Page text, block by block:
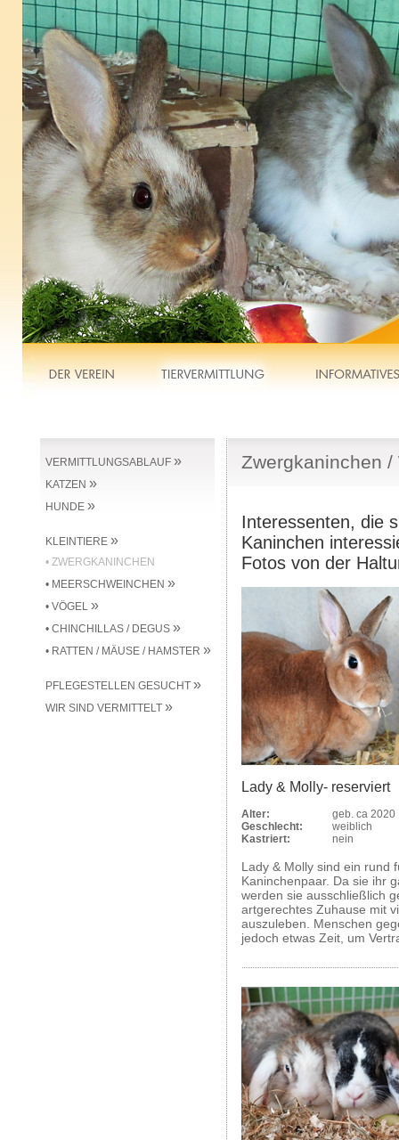
VERMITTLUNGSABLAUF »
KATZEN »
HUNDE »
KLEINTIERE »
• ZWERGKANINCHEN
• MEERSCHWEINCHEN »
• VÖGEL »
• CHINCHILLAS / DEGUS »
• RATTEN / MÄUSE / HAMSTER »
PFLEGESTELLEN GESUCHT »
WIR SIND VERMITTELT »
Zwergkaninchen
Interessenten, die
Kaninchen
Fotos von der
Lady & Molly- reserviert
Alter:
geb. ca 2020
Geschlecht:
weiblich
Kastriert:
nein
Lady & Molly sind ein rund
Kaninchenpaar. Da sie ihr
werden sie ausschließlich
artgerechtes Zuhause mit
auszuleben. Menschen
jedoch etwas Zeit, um